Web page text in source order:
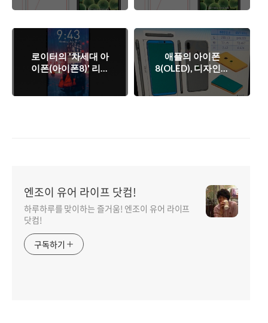
이 몰고 올 변화.
로이터의 '차세대 아
이폰(아이폰8)' 리포
트. 배터리 수명 혁신
이룰까?
애플의 아이폰
8(OLED), 디자인은
LG G6와 비슷하나?
엔조이 유어 라이프 닷컴!
하루하루를 맞이하는 즐거움! 엔조이 유어 라이프
닷컴!
구독하기